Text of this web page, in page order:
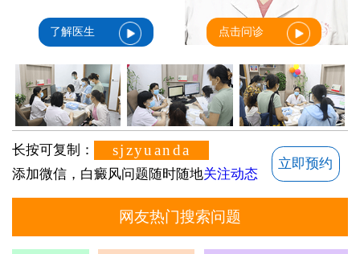
了解医生 点击问诊
长按可复制： sjzyuanda
添加微信，白癜风问题随时随地关注动态
立即预约
网友热门搜索问题